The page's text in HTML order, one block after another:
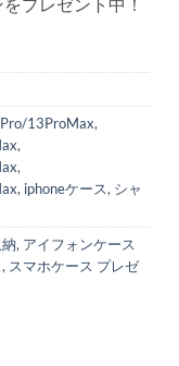
13ProMax,
,
,
, iphoneケース, シャ
, アイフォンケース
, スマホケース プレゼ